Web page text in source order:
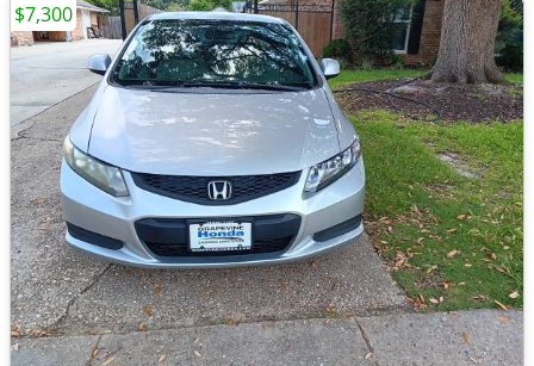
$7,300